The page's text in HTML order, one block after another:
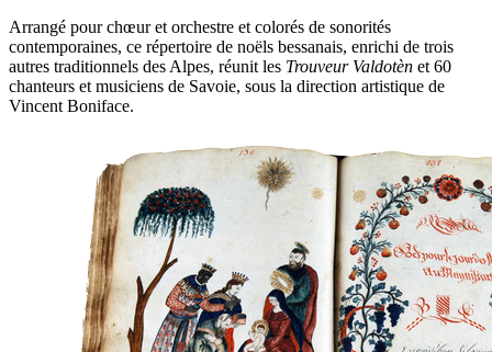
Arrangé pour chœur et orchestre et colorés de sonorités
contemporaines, ce répertoire de noëls bessanais, enrichi de trois
autres traditionnels des Alpes, réunit les Trouveur Valdotèn et 60
chanteurs et musiciens de Savoie, sous la direction artistique de
Vincent Boniface.